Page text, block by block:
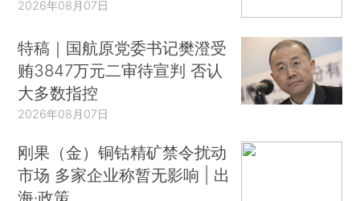
2026年08月07日
特稿｜国航原党委书记樊澄受
贿3847万元二审待宣判 否认
大多数指控
2026年08月07日
刚果（金）铜钴精矿禁令扰动
市场 多家企业称暂无影响 | 出